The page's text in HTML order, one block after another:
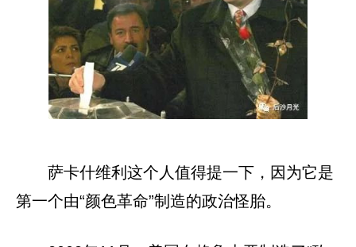
萨卡什维利这个人值得提一下，因为它是
第一个由“颜色革命”制造的政治怪胎。